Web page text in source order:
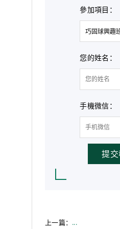
參加項目：
您的姓名：
手機微信：
提交
上一篇： ...